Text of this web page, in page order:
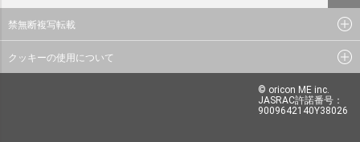
禁無断複写転載
クッキーの使用について
© oricon ME inc.
JASRAC許諾番号：
9009642140Y38026